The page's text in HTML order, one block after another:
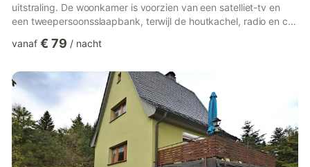
uitstraling. De woonkamer is voorzien van een satelliet-tv en
een tweepersoonsslaapbank, terwijl de houtkachel, radio en cd-
avonden. De goed uitgeruste keuken is voorzien van een
koel-/vriescombinatie en filterkoffiezetapparaat – perfect voor
een stevige maaltijd na het skiën. Een aparte slaapkamer biedt
extra slaapruimte met een ee...
vanaf € 79 / nacht